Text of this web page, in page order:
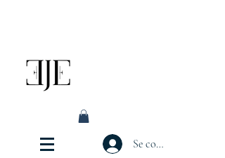
Se connecter